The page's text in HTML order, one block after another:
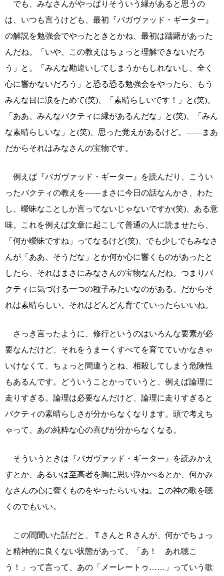
でも、みなさんがやっぱりそういう縁があると思うの
は、いつも言うけども、最初『バガヴァッド・ギーター』
の解説を勉強会でやったときとかね、最初は躊躇があった
んだね。「いや、この教えはちょっと理解できないだろ
う」と。「みんな勘違いしてしまうかもしれないし、全く
心に響かないだろう」と恐る恐る勉強会をやったら、もう
みんな目に涙をためて(笑)、「素晴らしいです！」と(笑)。
「ああ、みんなバクティに縁があるんだな」と(笑)、「みん
な素晴らしいな」と(笑)、思った覚えがあるけど。――まあ
だからそれはみなさんの宝物です。
例えば『バガヴァッド・ギーター』を読んだり、こうい
ったバクティの教えを――まさに今日の話なんかさ、わた
し、曖昧なことしか言ってないじゃないですか(笑)、ある意
味。これを例えば文章に起こして普通の人に読ませたら、
「何か曖昧ですね」ってなるけど(笑)、でも少しでもみなさ
んが「ああ、そうだな」とか何か心に響くものがあったと
したら、それはまさにみなさんの宝物なんだね。つまりバ
クティに気づける一つの種子みたいなのがある。だからそ
れは素晴らしい。それはどんどん育てていったらいいね。
さっき言ったように、修行というのはいろんな要素が必
要なんだけど、それをうまーくすべてを育てていかなきゃ
いけなくて、ちょっと間違うとね、相殺してしまう危険性
もあるんです。どういうことかっていうと、例えば論理に
走りすぎる。論理は必要なんだけど、論理に走りすぎると
バクティの素晴らしさが分からなくなります。頭で考えち
ゃって、あの純粋な心の喜びが分からなくなる。
そういうときは『バガヴァッド・ギーター』を読みかえ
すとか、あるいは至高者を胸に思い浮かべるとか、何かみ
なさんの心に響くものをやったらいいね。この神の歌を聴
くのでもいい。
この間聞いた話だと、ＴさんとＲさんが、何かでちょっ
と精神的に良くない状態があって、「あ！ あれ聴こ
う！」って言って、あの「メーレートゥ……」っていう歌